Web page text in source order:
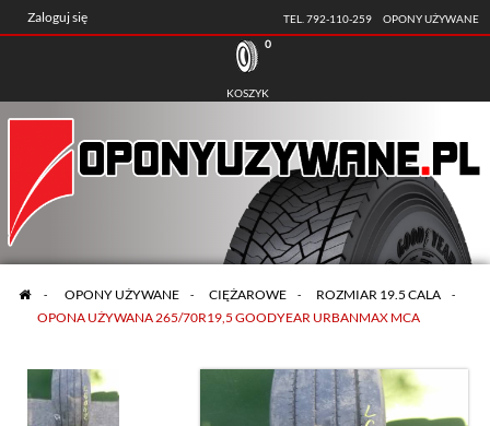
Zaloguj się OPONY UŻYWANE
TEL. 792-110-259
0
KOSZYK
> OPONY UŻYWANE > CIĘŻAROWE >
ROZMIAR 19.5 CALA
OPONA UŻYWANA 265/70R19,5 GOODYEAR URBANMAX MCA